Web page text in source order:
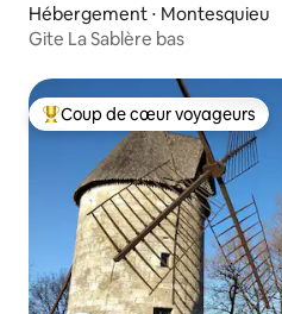
Hébergement ⋅ Montesquieu
Gite La Sablère bas
Coups de cœur voyageurs les
Coup de cœur voyageurs